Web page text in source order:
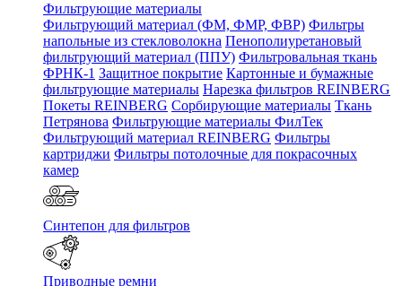
Фильтрующие материалы
Фильтрующий материал (ФМ, ФМР, ФВР) Фильтры
напольные из стекловолокна Пенополиуретановый
фильтрующий материал (ППУ) Фильтровальная ткань
ФРНК-1 Защитное покрытие Картонные и бумажные
фильтрующие материалы Нарезка фильтров REINBERG
Покеты REINBERG Сорбирующие материалы Ткань
Петрянова Фильтрующие материалы ФилТек
Фильтрующий материал REINBERG Фильтры
картриджи Фильтры потолочные для покрасочных
камер
Синтепон для фильтров
Приводные ремни